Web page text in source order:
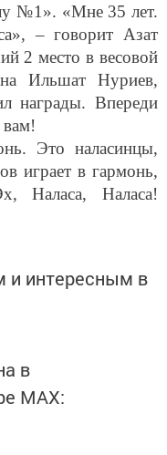
№1». «Мне 35 лет.
– говорит Азат
2 место в весовой
Ильшат Нуриев,
награды. Впереди
вам!
Это наласинцы,
играет в гармонь,
Наласа, Наласа!
интересным в
в
MАХ: